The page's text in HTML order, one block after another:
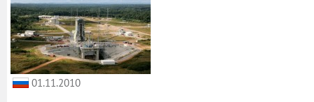
01.11.2010